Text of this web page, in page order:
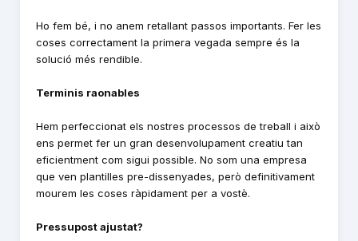
Ho fem bé, i no anem retallant passos importants. Fer les
coses correctament la primera vegada sempre és la
solució més rendible.
Terminis raonables
Hem perfeccionat els nostres processos de treball i això
ens permet fer un gran desenvolupament creatiu tan
eficientment com sigui possible. No som una empresa
que ven plantilles pre-dissenyades, però definitivament
mourem les coses ràpidament per a vostè.
Pressupost ajustat?